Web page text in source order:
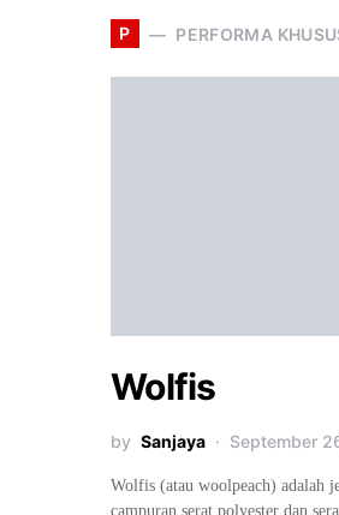
P PERFORMA
Wolfis
by Sanjaya September
Wolfis (atau woolpeach) adalah
campuran serat polyester dan